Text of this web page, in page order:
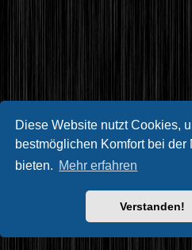
Diese Website nutzt Cookies,
bestmöglichen Komfort bei der
bieten. Mehr erfahren
Verstanden!